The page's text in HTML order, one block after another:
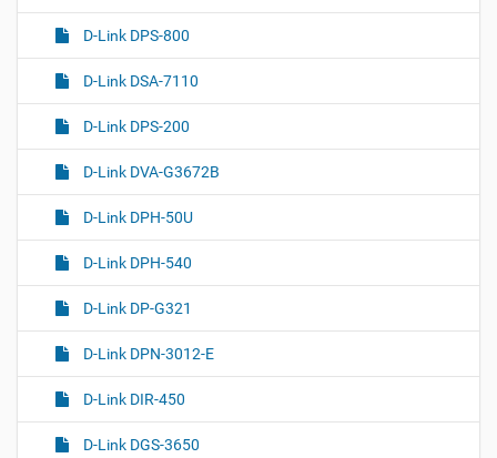
D-Link DPS-800
D-Link DSA-7110
D-Link DPS-200
D-Link DVA-G3672B
D-Link DPH-50U
D-Link DPH-540
D-Link DP-G321
D-Link DPN-3012-E
D-Link DIR-450
D-Link DGS-3650